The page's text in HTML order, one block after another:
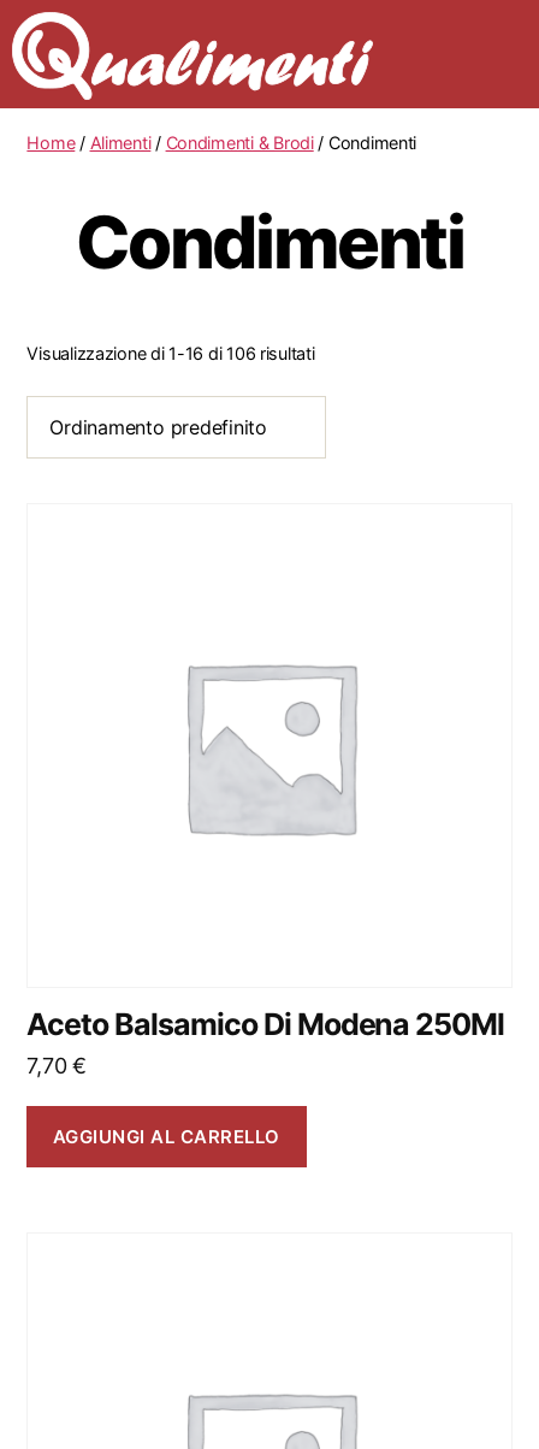
Home/ Alimenti/ Condimenti & Brodi/ Condimenti
Condimenti
Visualizzazione di 1-16 di 106 risultati
Aceto Balsamico Di Modena 250Ml
7,70€
AGGIUNGI AL CARRELLO